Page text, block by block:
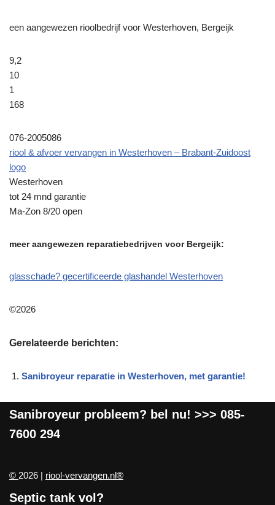
een aangewezen rioolbedrijf voor Westerhoven, Bergeijk
9,2
10
1
168
076-2005086
riool & afvoer vervangen in Westerhoven – Brabant-Zuidoost
logo
Westerhoven
tot 24 mnd garantie
Ma-Zon 8/20 open
meer aangewezen reparatiebedrijven voor Bergeijk:
glasschade? gecertificeerde glashandel Westerhoven
©2026
Gerelateerde berichten:
Sanibroyeur reparatie in Westerhoven, met garantie!
Sanibroyeur probleem? bel nu! >>> 085-
7600 294
© 2026 | riool-vervangen.nl®
Septic tank vol?